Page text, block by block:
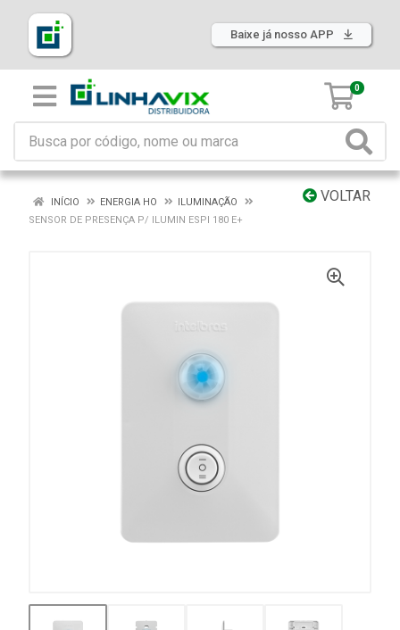
Baixe já nosso APP
0
VOLTAR
INÍCIO ENERGIA HO
ILUMINAÇÃO
SENSOR DE PRESENÇA P/ ILUMIN ESPI 180 E+